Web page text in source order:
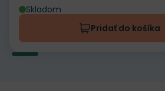
Skladom
Pridať do košíka